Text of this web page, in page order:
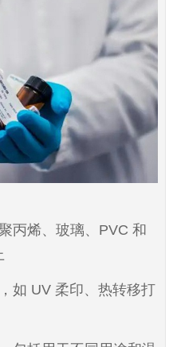
丙烯、玻璃、 PVC 和
如 UV 柔印、热转移打